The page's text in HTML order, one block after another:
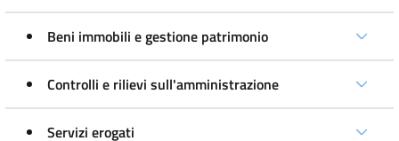
Beni immobili e gestione patrimonio
Controlli e rilievi sull'amministrazione
Servizi erogati